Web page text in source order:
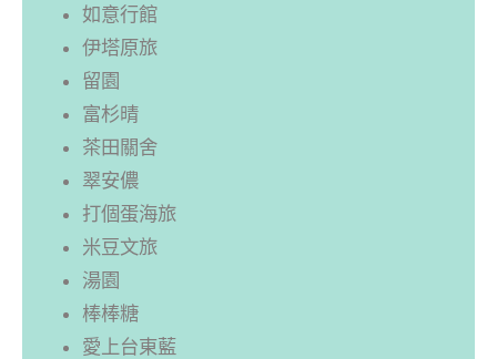
如意行館
伊塔原旅
留園
富杉晴
茶田關舍
翠安儂
打個蛋海旅
米豆文旅
湯園
棒棒糖
愛上台東藍